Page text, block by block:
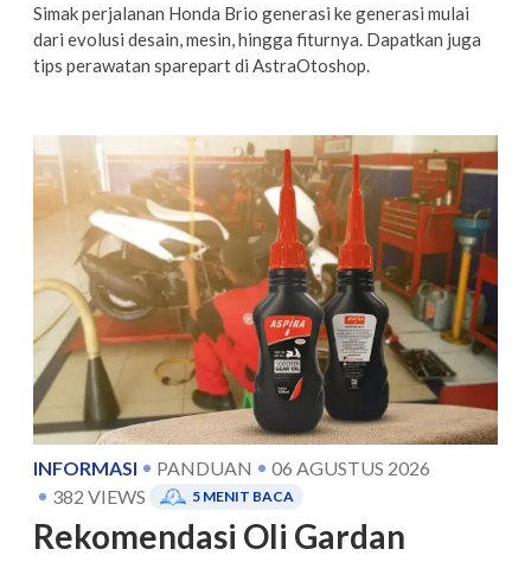
Simak perjalanan Honda Brio generasi ke generasi mulai
dari evolusi desain, mesin, hingga fiturnya. Dapatkan juga
tips perawatan sparepart di AstraOtoshop.
INFORMASI PANDUAN
06 AGUSTUS 2026
382 VIEWS 5 MENIT BACA
Rekomendasi Oli Gardan